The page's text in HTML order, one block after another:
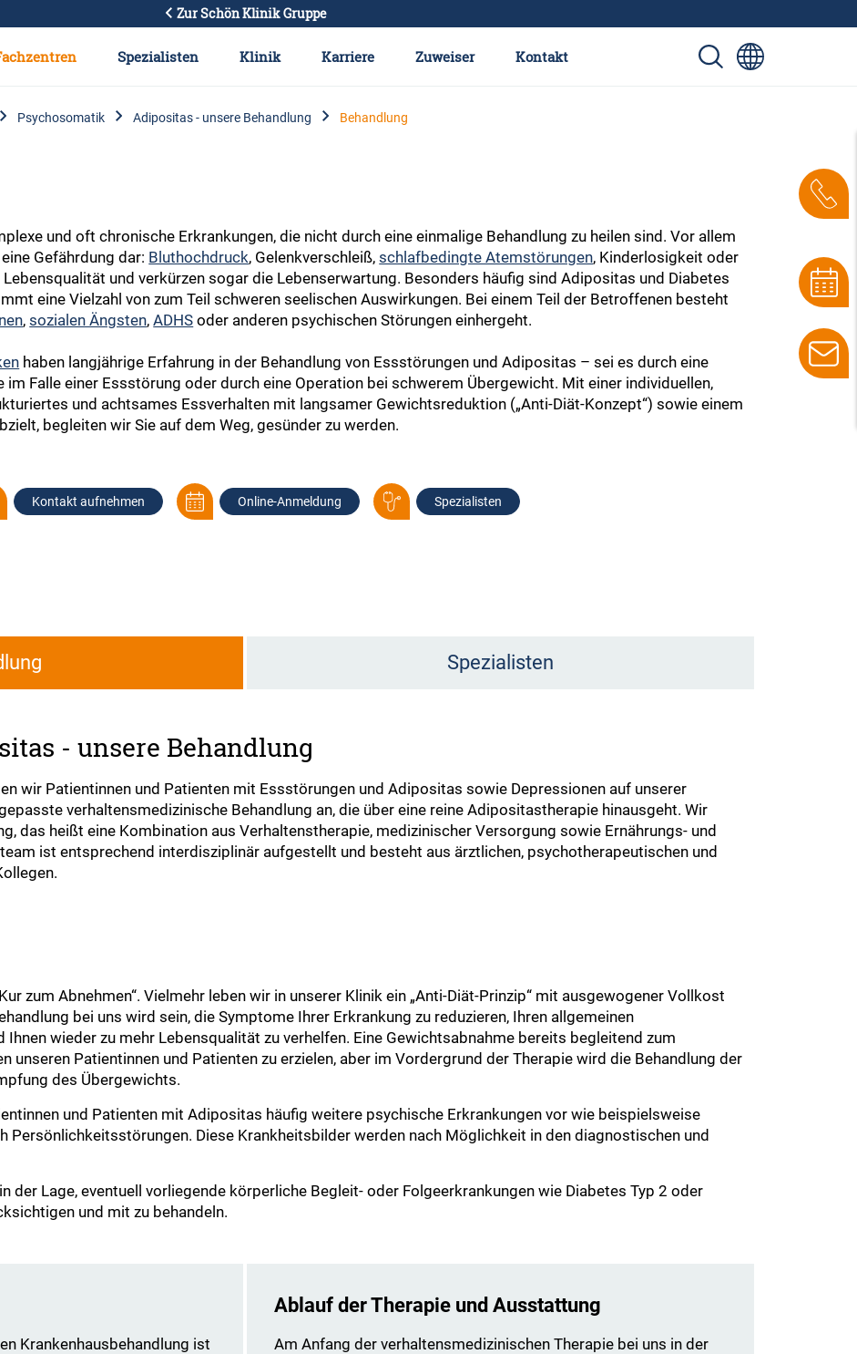
Zur Schön Klinik Gruppe
Spezialisten Klinik Karriere Zuweiser Kontakt
Psychosomatik Adipositas - unsere Behandlung Behandlung
und oft chronische Erkrankungen, die nicht durch eine einmalige Behandlung zu heilen sind. Vor allem
Gefährdung dar: Bluthochdruck, Gelenkverschleiß,schlafbedingte Atemstörungen, Kinderlosigkeit oder
und verkürzen sogar die Lebenserwartung. Besonders häufig sind Adipositas und Diabetes
eine Vielzahl von zum Teil schweren seelischen Auswirkungen. Bei einem Teil der Betroffenen besteht
,sozialen Ängsten,ADHS oder anderen psychischen Störungen einhergeht.
haben langjährige Erfahrung in der Behandlung von Essstörungen und Adipositas – sei es durch eine
Falle einer Essstörung oder durch eine Operation bei schwerem Übergewicht. Mit einer individuellen,
und achtsames Essverhalten mit langsamer Gewichtsreduktion („Anti-Diät-Konzept“) sowie einem
begleiten wir Sie auf dem Weg, gesünder zu werden.
Kontakt aufnehmen Online-Anmeldung Spezialisten
Spezialisten
- unsere Behandlung
wir Patientinnen und Patienten mit Essstörungen und Adipositas sowie Depressionen auf unserer
verhaltensmedizinische Behandlung an, die über eine reine Adipositastherapie hinausgeht. Wir
das heißt eine Kombination aus Verhaltenstherapie, medizinischer Versorgung sowie Ernährungs- und
ist entsprechend interdisziplinär aufgestellt und besteht aus ärztlichen, psychotherapeutischen und
zum Abnehmen“. Vielmehr leben wir in unserer Klinik ein „Anti-Diät-Prinzip“ mit ausgewogener Vollkost
bei uns wird sein, die Symptome Ihrer Erkrankung zu reduzieren, Ihren allgemeinen
Ihnen wieder zu mehr Lebensqualität zu verhelfen. Eine Gewichtsabnahme bereits begleitend zum
unseren Patientinnen und Patienten zu erzielen, aber im Vordergrund der Therapie wird die Behandlung der
des Übergewichts.
und Patienten mit Adipositas häufig weitere psychische Erkrankungen vor wie beispielsweise
Persönlichkeitsstörungen. Diese Krankheitsbilder werden nach Möglichkeit in den diagnostischen und
der Lage, eventuell vorliegende körperliche Begleit- oder Folgeerkrankungen wie Diabetes Typ 2 oder
und mit zu behandeln.
Krankenhausbehandlung ist
Ablauf der Therapie und Ausstattung
Am Anfang der verhaltensmedizinischen Therapie bei uns in der